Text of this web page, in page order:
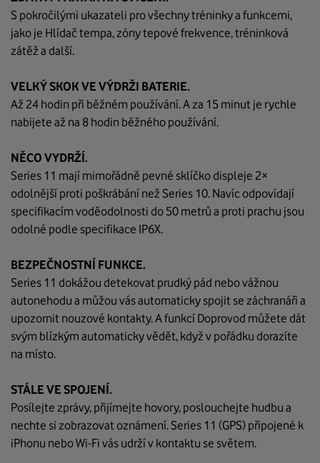
S pokročilými ukazateli pro všechny tréninky a funkcemi,
jako je Hlídač tempa, zóny tepové frekvence, tréninková
zátěž a další.
VELKÝ SKOK VE VÝDRŽI BATERIE.
Až 24 hodin při běžném používání. A za 15 minut je rychle
nabijete až na 8 hodin běžného používání.
NĚCO VYDRŽÍ.
Series 11 mají mimořádně pevné sklíčko displeje 2×
odolnější proti poškrábání než Series 10. Navíc odpovídají
specifikacím voděodolnosti do 50 metrů a proti prachu jsou
odolné podle specifikace IP6X.
BEZPEČNOSTNÍ FUNKCE.
Series 11 dokážou detekovat prudký pád nebo vážnou
autonehodu a můžou vás automaticky spojit se záchranáři a
upozornit nouzové kontakty. A funkcí Doprovod můžete dát
svým blízkým automaticky vědět, když v pořádku dorazíte
na místo.
STÁLE VE SPOJENÍ.
Posílejte zprávy, přijímejte hovory, poslouchejte hudbu a
nechte si zobrazovat oznámení. Series 11 (GPS) připojené k
iPhonu nebo Wi‑Fi vás udrží v kontaktu se světem.